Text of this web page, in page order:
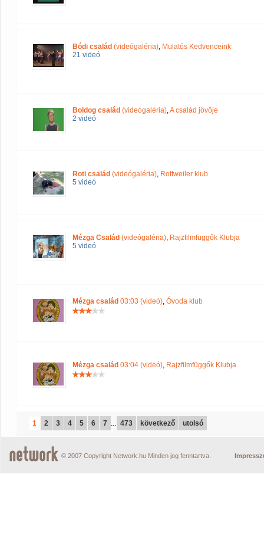
Bódi család (videógaléria), Mulatós Kedvenceink
21 videó
Boldog család (videógaléria),A család jövője
2 videó
Roti család (videógaléria), Rottweiler klub
5 videó
Mézga Család (videógaléria), Rajzfilmfüggők Klubja
5 videó
Mézga család 03:03 (videó), Óvoda klub
Mézga család 03:04 (videó), Rajzfilmfüggők Klubja
1 2 3 4 5 6 7 ... 473 következő utolsó
© 2007 Copyright Network.hu Minden jog fenntartva.